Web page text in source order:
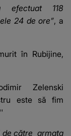
efectuat 118
24 de ore”, a
în Rubijine,
Zelenski
este să fim
de către armata